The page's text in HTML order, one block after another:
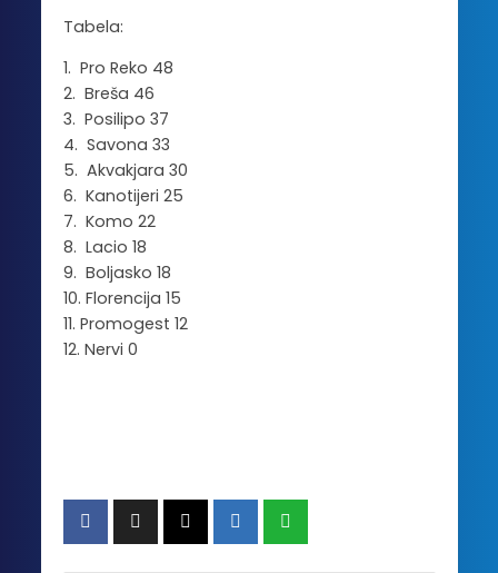
Tabela:
1. Pro Reko 48
2. Breša 46
3. Posilipo 37
4. Savona 33
5. Akvakjara 30
6. Kanotijeri 25
7. Komo 22
8. Lacio 18
9. Boljasko 18
10. Florencija 15
11. Promogest 12
12. Nervi 0